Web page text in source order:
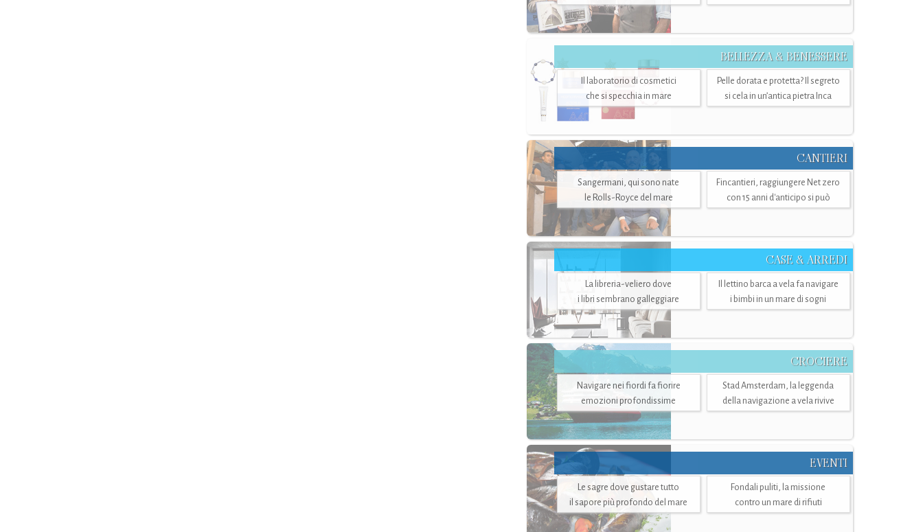
BELLEZZA & BENESSERE
Il laboratorio di cosmetici
che si specchia in mare
Pelle dorata e protetta? Il segreto
si cela in un’antica pietra Inca
CANTIERI
Sangermani, qui sono nate
le Rolls-Royce del mare
Fincantieri, raggiungere Net zero
con 15 anni d'anticipo si può
CASE & ARREDI
La libreria-veliero dove
i libri sembrano galleggiare
Il lettino barca a vela fa navigare
i bimbi in un mare di sogni
CROCIERE
Navigare nei fiordi fa fiorire
emozioni profondissime
Stad Amsterdam, la leggenda
della navigazione a vela rivive
EVENTI
Le sagre dove gustare tutto
il sapore più profondo del mare
Fondali puliti, la missione
contro un mare di rifiuti